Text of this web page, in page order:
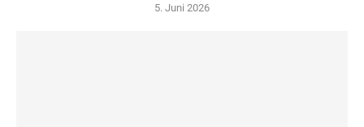
5. Juni 2026